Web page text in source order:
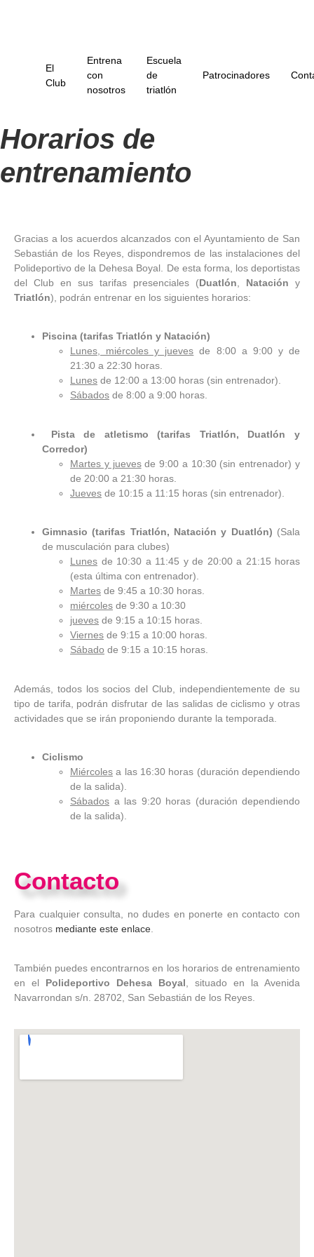
El
Club
Entrena
con
nosotros
Escuela
de
triatlón
Patrocinadores
Horarios de
entrenamiento
Gracias a los acuerdos alcanzados con el Ayuntamiento de San
Sebastián de los Reyes, dispondremos de las instalaciones del
Polideportivo de la Dehesa Boyal. De esta forma, los deportistas
del Club en sus tarifas presenciales (Duatlón Natación y
Triatlón), podrán entrenar en los siguientes horarios:
Piscina (tarifas Triatlón y Natación)
Lunes, miércoles y jueves de 8:00 a 9:00 y de
21:30 a 22:30 horas.
Lunes de 12:00 a 13:00 horas (sin entrenador).
Sábados de 8:00 a 9:00 horas.
Pista de atletismo (tarifas Triatlón, Duatlón y
Corredor)
Martes y juevesde 9:00 a 10:30 (sin entrenador) y
de 20:00 a 21:30 horas.
Jueves de 10:15 a 11:15 horas (sin entrenador).
Gimnasio (tarifas Triatlón, Natación y Duatlón) (Sala
de musculación para clubes)
Lunes de 10:30 a 11:45 y de 20:00 a 21:15 horas
(esta última con entrenador).
Martes de 9:45 a 10:30 horas.
miércoles de 9:30 a 10:30
jueves de 9:15 a 10:15 horas.
Viernes de 9:15 a 10:00 horas.
Sábado de 9:15 a 10:15 horas.
Además, todos los socios del Club, independientemente de su
tipo de tarifa, podrán disfrutar de las salidas de ciclismo y otras
actividades que se irán proponiendo durante la temporada.
Ciclismo
Miércoles a las 16:30 horas (duración dependiendo
de la salida).
Sábados a las 9:20 horas (duración dependiendo
de la salida).
Contacto
Para cualquier consulta, no dudes en ponerte en contacto con
nosotros mediante este enlace.
También puedes encontrarnos en los horarios de entrenamiento
en el Polideportivo Dehesa Boyal , situado en la Avenida
Navarrondan s/n. 28702, San Sebastián de los Reyes.